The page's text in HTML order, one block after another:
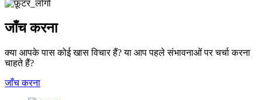
जाँच करना
क्या आपके पास कोई खास विचार हैं? या आप पहले संभावनाओं पर चर्चा करना
चाहते हैं?
जाँच करना